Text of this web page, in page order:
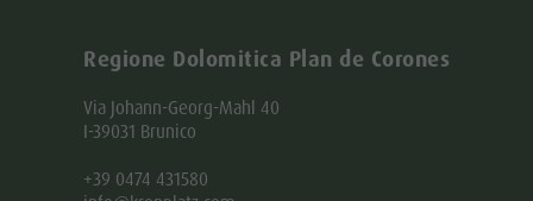
Regione Dolomitica Plan de Corones
Via Johann-Georg-Mahl 40
I-39031 Brunico
+39 0474 431580